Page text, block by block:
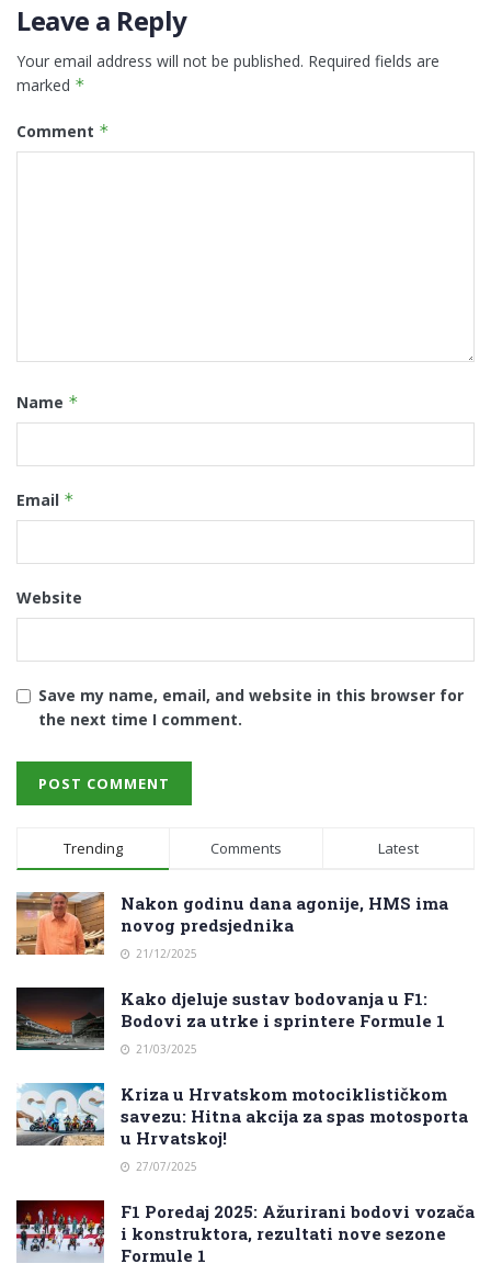
Leave a Reply
Your email address will not be published. Required fields are
marked *
Comment *
Name *
Email *
Website
Save my name, email, and website in this browser for
the next time I comment.
Trending Comments Latest
Nakon godinu dana agonije, HMS ima
novog predsjednika
21/12/2025
Kako djeluje sustav bodovanja u F1:
Bodovi za utrke i sprintere Formule 1
21/03/2025
Kriza u Hrvatskom motociklističkom
savezu: Hitna akcija za spas motosporta
u Hrvatskoj!
27/07/2025
F1 Poredaj 2025: Ažurirani bodovi vozača
i konstruktora, rezultati nove sezone
Formule 1